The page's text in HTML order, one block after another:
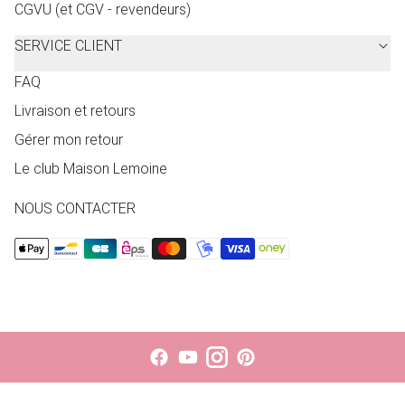
CGVU (et CGV - revendeurs)
SERVICE CLIENT
FAQ
Livraison et retours
Gérer mon retour
Le club Maison Lemoine
NOUS CONTACTER